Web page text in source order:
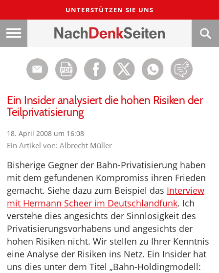
UNTERSTÜTZEN SIE UNS
Ein Insider analysiert die hohen Risiken der
Teilprivatisierung
18. April 2008 um 16:08
Ein Artikel von: Albrecht Müller
Bisherige Gegner der Bahn-Privatisierung haben
mit dem gefundenen Kompromiss ihren Frieden
gemacht. Siehe dazu zum Beispiel das Interview
mit Hermann Scheer im Deutschlandfunk. Ich
verstehe dies angesichts der Sinnlosigkeit des
Privatisierungsvorhabens und angesichts der
hohen Risiken nicht. Wir stellen zu Ihrer Kenntnis
eine Analyse der Risiken ins Netz. Ein Insider hat
uns dies unter dem Titel „Bahn-Holdingmodell: